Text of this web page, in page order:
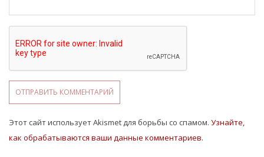
Этот сайт использует Akismet для борьбы со спамом. Узнайте,
как обрабатываются ваши данные комментариев.